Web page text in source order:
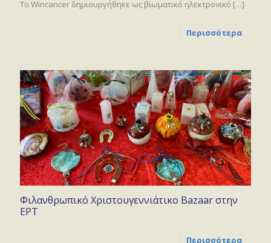
Το Wincancer δημιουργήθηκε ως βιωματικό ηλεκτρονικό […]
Περισσότερα
Φιλανθρωπικό Χριστουγεννιάτικο Bazaar στην
ΕΡΤ
Περισσότερα